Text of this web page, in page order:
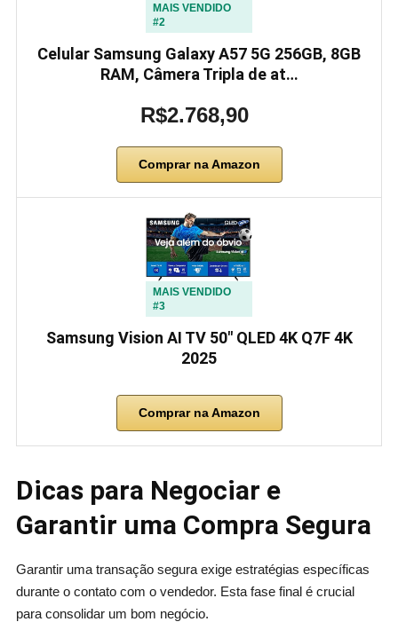
MAIS VENDIDO
#2
Celular Samsung Galaxy A57 5G 256GB, 8GB
RAM, Câmera Tripla de at…
R$2.768,90
Comprar na Amazon
MAIS VENDIDO
#3
Samsung Vision AI TV 50″ QLED 4K Q7F 4K
2025
Comprar na Amazon
Dicas para Negociar e
Garantir uma Compra Segura
Garantir uma transação segura exige estratégias específicas
durante o contato com o vendedor. Esta fase final é crucial
para consolidar um bom negócio.